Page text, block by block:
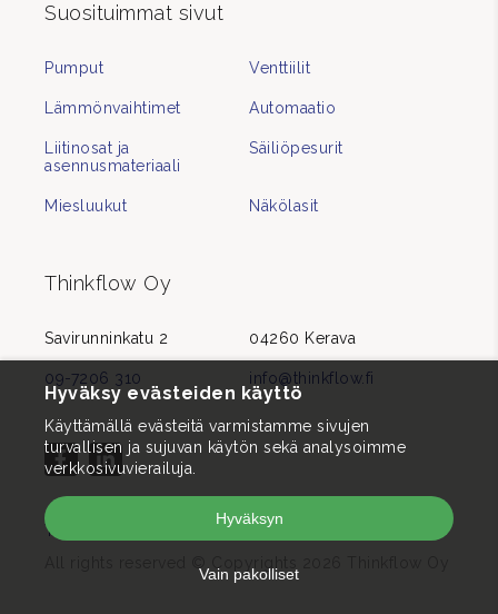
Suosituimmat sivut
Pumput Venttiilit
Lämmönvaihtimet Automaatio
Liitinosat ja
asennusmateriaali
Säiliöpesurit
Miesluukut Näkölasit
Thinkflow Oy
Savirunninkatu 2 04260 Kerava
09-7206 310 info@thinkflow.fi
Tietosuojaseloste
Hyväksy evästeiden käyttö
Käyttämällä evästeitä varmistamme sivujen
turvallisen ja sujuvan käytön sekä analysoimme
verkkosivuvierailuja.
Hyväksyn
Vain pakolliset